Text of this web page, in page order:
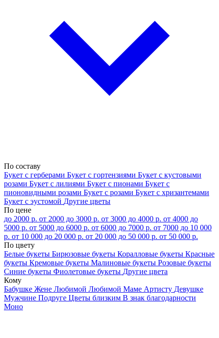
По составу
Букет с герберами Букет с гортензиями Букет с кустовыми
розами Букет с лилиями Букет с пионами Букет с
пионовидными розами Букет с розами Букет с хризантемами
Букет с эустомой Другие цветы
По цене
до 2000 р. от 2000 до 3000 р. от 3000 до 4000 р. от 4000 до
5000 р. от 5000 до 6000 р. от 6000 до 7000 р. от 7000 до 10 000
р. от 10 000 до 20 000 р. от 20 000 до 50 000 р. от 50 000 р.
По цвету
Белые букеты Бирюзовые букеты Коралловые букеты Красные
букеты Кремовые букеты Малиновые букеты Розовые букеты
Синие букеты Фиолетовые букеты Другие цвета
Кому
Бабушке Жене Любимой Любимой Маме Артисту Девушке
Мужчине Подруге Цветы близким В знак благодарности
Моно